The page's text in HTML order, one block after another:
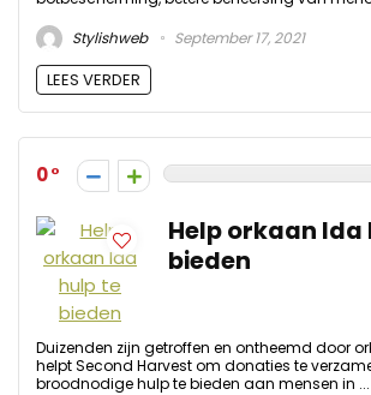
Stylishweb
September 17, 2021
LEES VERDER
0
Help orkaan Ida
bieden
Duizenden zijn getroffen en ontheemd door
helpt Second Harvest om donaties te
broodnodige hulp te bieden aan mensen in ...